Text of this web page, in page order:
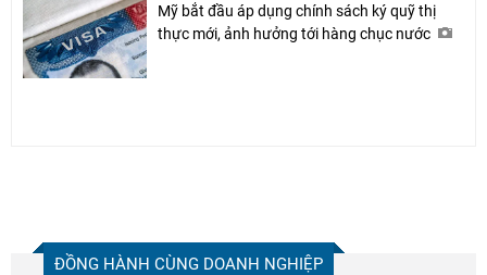
Mỹ bắt đầu áp dụng chính sách ký quỹ thị
thực mới, ảnh hưởng tới hàng chục nước
ĐỒNG HÀNH CÙNG DOANH NGHIỆP